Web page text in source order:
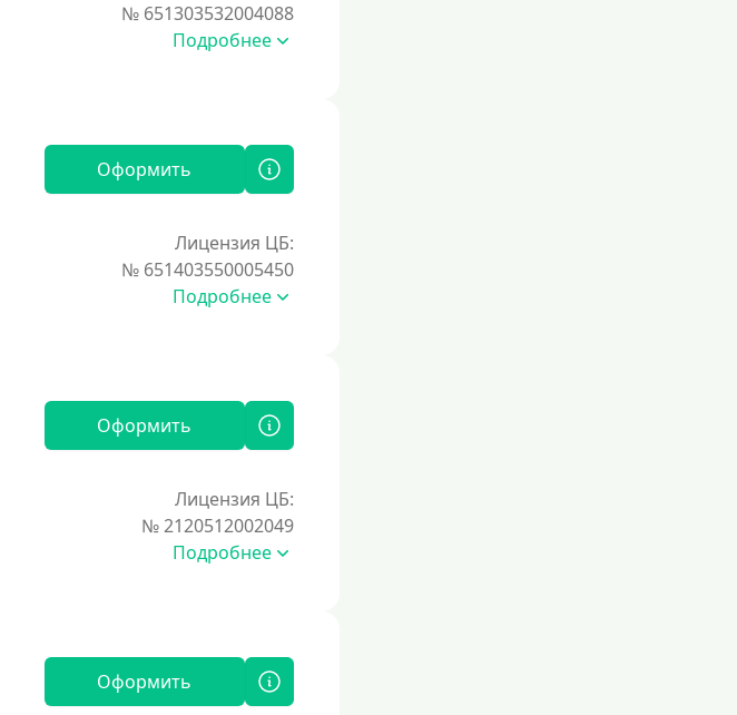
№ 651303532004088
Подробнее
Оформить
Лицензия ЦБ:
№ 651403550005450
Подробнее
Оформить
Лицензия ЦБ:
№ 2120512002049
Подробнее
Оформить